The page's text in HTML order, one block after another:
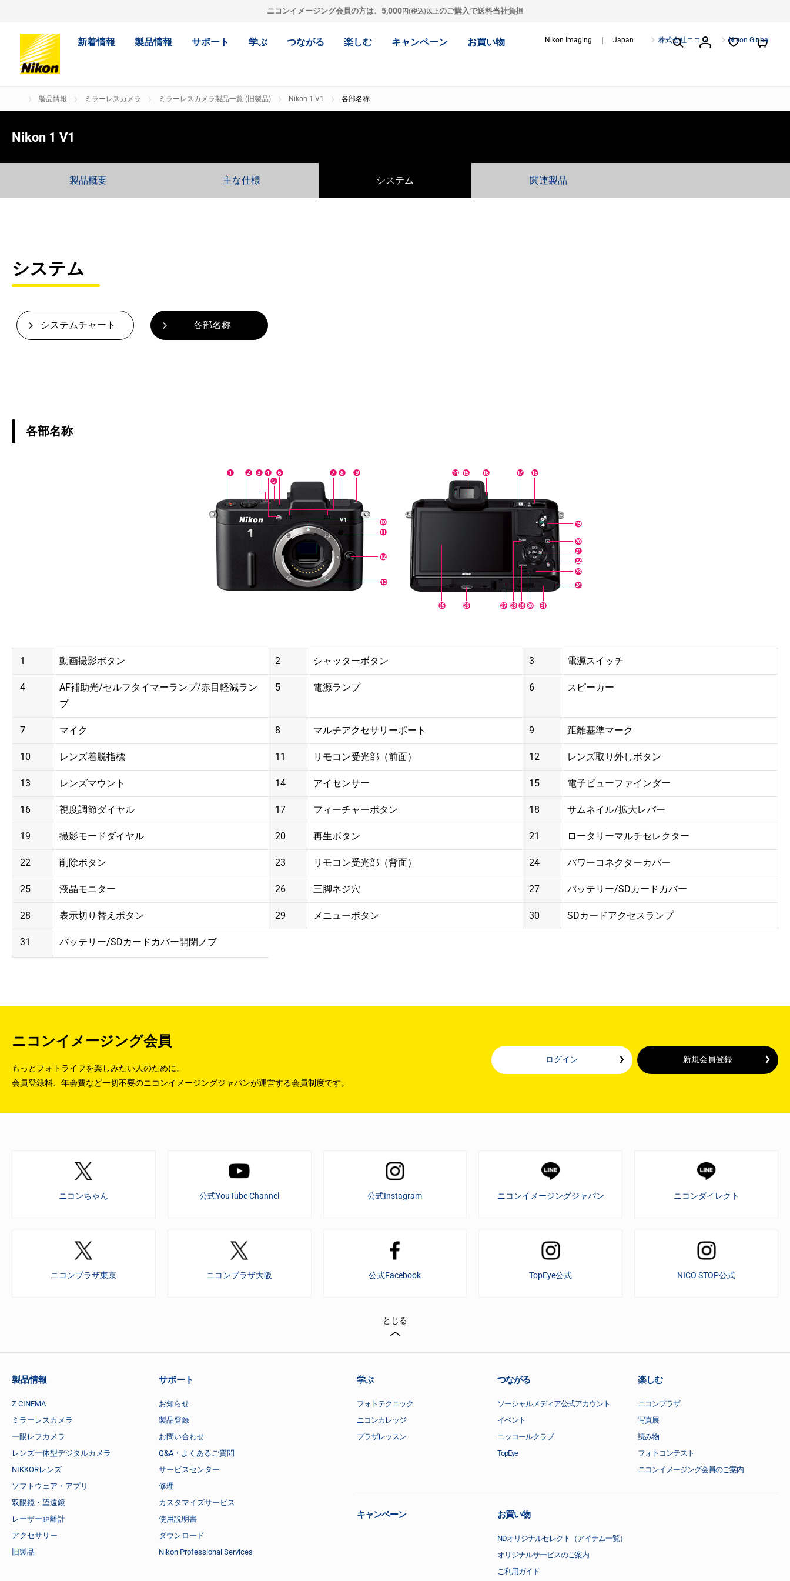
ニコンイメージング会員の方は、 5,000円(税込)以上のご購入で送料当社負担
新着情報 製品情報 サポート 学ぶ つながる 楽しむ キャンペーン お買い物 Nikon Imaging ｜ Japan 株式会社ニコン Nikon Global
製品情報 ミラーレスカメラ ミラーレスカメラ製品一覧 (旧製品) Nikon 1 V1 各部名称
Nikon 1 V1
製品概要 主な仕様 システム 関連製品
システム
システムチャート 各部名称
各部名称
1 動画撮影ボタン 2 シャッターボタン 3 電源スイッチ
4
AF補助光/セルフタイマーランプ/赤目軽減ラン
プ
5 電源ランプ 6 スピーカー
7 マイク 8 マルチアクセサリーポート 9 距離基準マーク
10 レンズ着脱指標 11 リモコン受光部（前面） 12 レンズ取り外しボタン
13 レンズマウント 14 アイセンサー 15 電子ビューファインダー
16 視度調節ダイヤル 17 フィーチャーボタン 18 サムネイル/拡大レバー
19 撮影モードダイヤル 20 再生ボタン 21 ロータリーマルチセレクター
22 削除ボタン 23 リモコン受光部（背面） 24 パワーコネクターカバー
25 液晶モニター 26 三脚ネジ穴 27 バッテリー/SDカードカバー
28 表示切り替えボタン 29 メニューボタン 30 SDカードアクセスランプ
31 バッテリー/SDカードカバー開閉ノブ
ニコンイメージング会員
もっとフォトライフを楽しみたい人のために。
会員登録料、年会費など一切不要のニコンイメージングジャパンが運営する会員制度です。
ログイン 新規会員登録
ニコンちゃん 公式YouTube Channel 公式Instagram ニコンイメージングジャパン ニコンダイレクト
ニコンプラザ東京 ニコンプラザ大阪 公式Facebook TopEye公式 NICO STOP公式
とじる
製品情報
Z CINEMA
ミラーレスカメラ
一眼レフカメラ
レンズ一体型デジタルカメラ
NIKKORレンズ
ソフトウェア・アプリ
双眼鏡・望遠鏡
レーザー距離計
アクセサリー
旧製品
サポート
お知らせ
製品登録
お問い合わせ
Q&A・よくあるご質問
サービスセンター
修理
カスタマイズサービス
使用説明書
ダウンロード
Nikon Professional Services
学ぶ
フォトテクニック
ニコンカレッジ
プラザレッスン
つながる
ソーシャルメディア公式アカウント
イベント
ニッコールクラブ
TopEye
楽しむ
ニコンプラザ
写真展
読み物
フォトコンテスト
ニコンイメージング会員のご案内
キャンペーン お買い物
NDオリジナルセレクト（アイテム一覧）
オリジナルサービスのご案内
ご利用ガイド